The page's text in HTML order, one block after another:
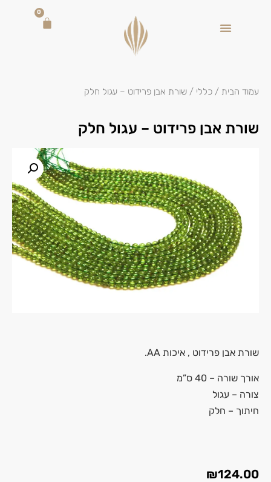
0
עמוד הבית / כללי / שורת אבן פרידוט – עגול חלק
שורת אבן פרידוט – עגול חלק
שורת אבן פרידוט , איכות AA.
אורך שורה – 40 ס”מ
צורה – עגול
חיתוך – חלק
₪124.00